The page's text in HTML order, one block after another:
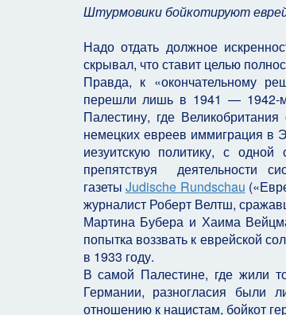
Штурмовики бойкотируют
Надо отдать должное
скрывал, что ставит целью
Правда, к «окончательному
перешли лишь в 1941 — 1942-
Палестину, где
немецких евреев иммиграция
иезуитскую политику, с
препятствуя деятельности
газеты Judische Rundschau
журналист Роберт Велтш,
Мартина Бубера и Хаима
попытка воззвать к еврейской
в 1933 году.
В самой Палестине, где жили
Германии, разногласия были
отношению к нацистам, бойкот